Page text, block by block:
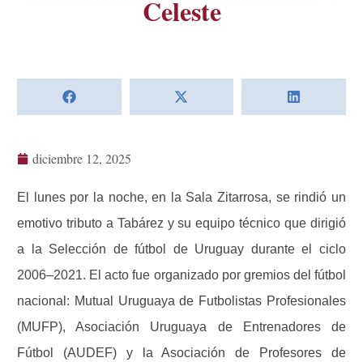
Celeste
diciembre 12, 2025
El lunes por la noche, en la Sala Zitarrosa, se rindió un
emotivo tributo a Tabárez y su equipo técnico que dirigió
a la Selección de fútbol de Uruguay durante el ciclo
2006–2021. El acto fue organizado por gremios del fútbol
nacional: Mutual Uruguaya de Futbolistas Profesionales
(MUFP), Asociación Uruguaya de Entrenadores de
Fútbol (AUDEF) y la Asociación de Profesores de